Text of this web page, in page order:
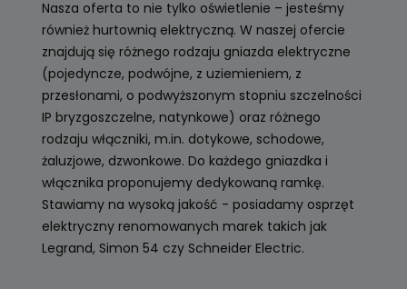
Nasza oferta to nie tylko oświetlenie – jesteśmy
również hurtownią elektryczną. W naszej ofercie
znajdują się różnego rodzaju gniazda elektryczne
(pojedyncze, podwójne, z uziemieniem, z
przesłonami, o podwyższonym stopniu szczelności
IP bryzgoszczelne, natynkowe) oraz różnego
rodzaju włączniki, m.in. dotykowe, schodowe,
żaluzjowe, dzwonkowe. Do każdego gniazdka i
włącznika proponujemy dedykowaną ramkę.
Stawiamy na wysoką jakość - posiadamy osprzęt
elektryczny renomowanych marek takich jak
Legrand, Simon 54 czy Schneider Electric.